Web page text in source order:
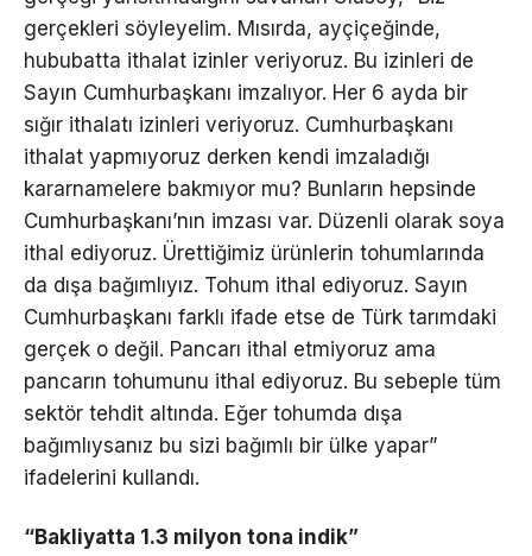
gerçekleri söyleyelim. Mısırda, ayçiçeğinde,
hububatta ithalat izinler veriyoruz. Bu izinleri de
Sayın Cumhurbaşkanı imzalıyor. Her 6 ayda bir
sığır ithalatı izinleri veriyoruz. Cumhurbaşkanı
ithalat yapmıyoruz derken kendi imzaladığı
kararnamelere bakmıyor mu? Bunların hepsinde
Cumhurbaşkanı’nın imzası var. Düzenli olarak soya
ithal ediyoruz. Ürettiğimiz ürünlerin tohumlarında
da dışa bağımlıyız. Tohum ithal ediyoruz. Sayın
Cumhurbaşkanı farklı ifade etse de Türk tarımdaki
gerçek o değil. Pancarı ithal etmiyoruz ama
pancarın tohumunu ithal ediyoruz. Bu sebeple tüm
sektör tehdit altında. Eğer tohumda dışa
bağımlıysanız bu sizi bağımlı bir ülke yapar”
ifadelerini kullandı.
“Bakliyatta 1.3 milyon tona indik”